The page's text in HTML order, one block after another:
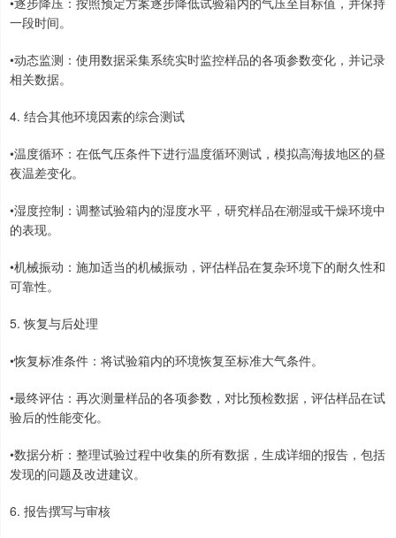
一段时间。
•动态监测：使用数据采集系统实时监控样品的各项参数变化，并记录
相关数据。
4. 结合其他环境因素的综合测试
•温度循环：在低气压条件下进行温度循环测试，模拟高海拔地区的昼
夜温差变化。
•湿度控制：调整试验箱内的湿度水平，研究样品在潮湿或干燥环境中
的表现。
•机械振动：施加适当的机械振动，评估样品在复杂环境下的耐久性和
可靠性。
5. 恢复与后处理
•恢复标准条件：将试验箱内的环境恢复至标准大气条件。
•最终评估：再次测量样品的各项参数，对比预检数据，评估样品在试
验后的性能变化。
•数据分析：整理试验过程中收集的所有数据，生成详细的报告，包括
发现的问题及改进建议。
6. 报告撰写与审核